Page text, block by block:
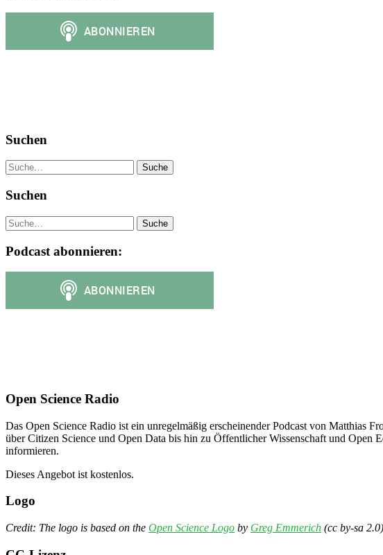
Suchen
Suche
Suchen
Suche
Podcast abonnieren:
Open Science Radio
Das Open Science Radio ist ein unregelmäßig erscheinender Podcast von Matthias
über Citizen Science und Open Data bis hin zu Öffentlicher Wissenschaft und Open
informieren.
Dieses Angebot ist kostenlos.
Logo
Credit: The logo is based on the Open Science Logo by Greg Emmerich (cc by-sa